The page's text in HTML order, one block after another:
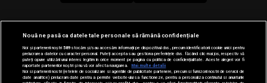
© 2019-2026 DOGAN MEDIA INTERNATIONAL SA, Toate
drepturile rezervate.
Nouă ne pasă ca datele tale personale să rămână confidențiale
Noi și partenerii noștri589stocăm și/sau accesăm informații pe dispozitivul dvs., precum identificatorii cookie unici pentru
prelucrarea datelor cu caracter personal. Puteți accepta sau gestiona preferințele dvs. făcând clic mai jos, respectiv vă
puteți opune utilizării unui interes legitim în orice moment pe pagina cu politica de confidențialitate. Aceste alegeri vor fi
raportate partenerilor noștri și nu vă vor afecta navigarea.
Mai multe detalii
Noi si partenerii nostri (retelele de socializare si agentiile de publicitate partenere, precum si furnizorii nostri de servicii de
date analitice) prelucram date pentru a permite website-ului sa functioneze, pentru a personaliza continutul si anunturile